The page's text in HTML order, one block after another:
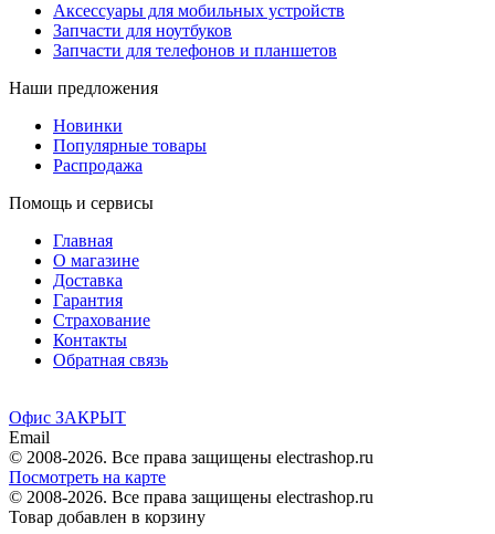
Аксессуары для мобильных устройств
Запчасти для ноутбуков
Запчасти для телефонов и планшетов
Наши предложения
Новинки
Популярные товары
Распродажа
Помощь и сервисы
Главная
О магазине
Доставка
Гарантия
Страхование
Контакты
Обратная связь
Офис ЗАКРЫТ
Email
© 2008-2026. Все права защищены electrashop.ru
Посмотреть на карте
© 2008-2026. Все права защищены electrashop.ru
Товар добавлен в корзину